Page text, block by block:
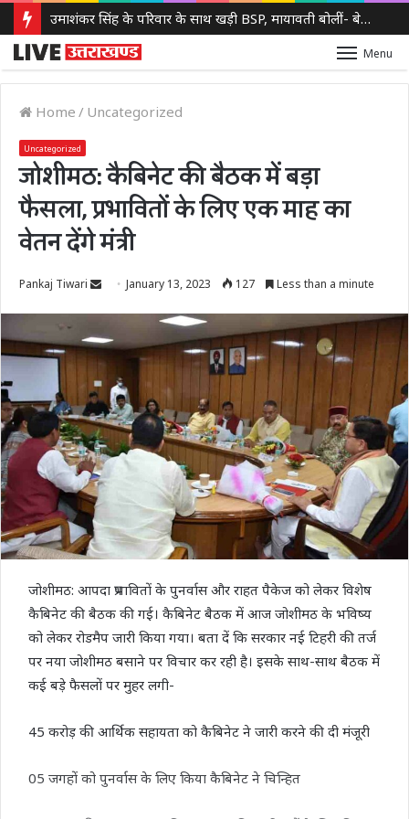
उमाशंकर सिंह के परिवार के साथ खड़ी BSP, मायावती बोलीं- बेटे को देंगे आगे बढ़ने का मौका
Menu
Home / Uncategorized
Uncategorized
जोशीमठ: कैबिनेट की बैठक में बड़ा
फैसला, प्रभावितों के लिए एक माह का
वेतन देंगे मंत्री
Pankaj Tiwari
SendJanuary 13, 2023 127 Less than a minute
जोशीमठ: आपदा प्रभावितों के पुनर्वास और राहत पैकेज को लेकर विशेष
कैबिनेट की बैठक की गई। कैबिनेट बैठक में आज जोशीमठ के भविष्य
को लेकर रोडमैप जारी किया गया। बता दें कि सरकार नई टिहरी की तर्ज
पर नया जोशीमठ बसाने पर विचार कर रही है। इसके साथ-साथ बैठक में
कई बड़े फैसलों पर मुहर लगी-
45 करोड़ की आर्थिक सहायता को कैबिनेट ने जारी करने की दी मंजूरी
05 जगहों को पुनर्वास के लिए किया कैबिनेट ने चिन्हित